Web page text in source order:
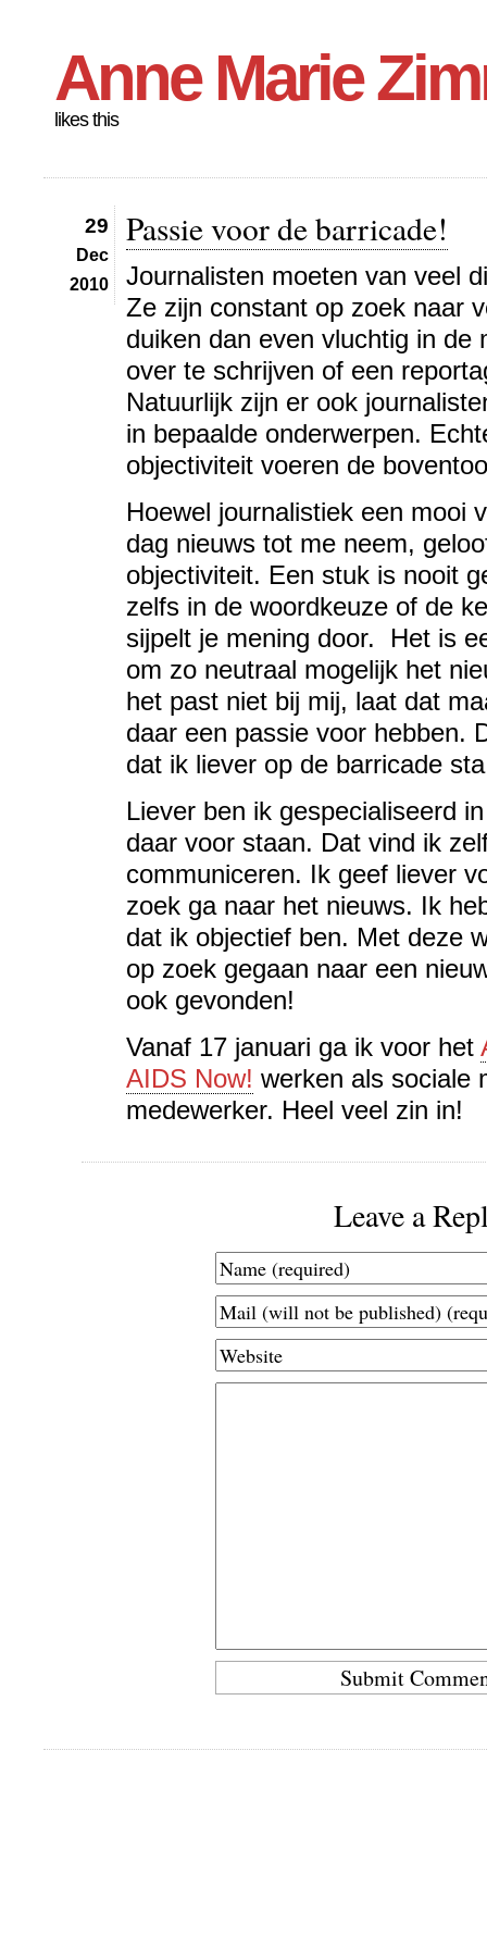
Anne Marie
likes this
29
Dec
2010
Passie voor de barricade!
Journalisten moeten van veel
Ze zijn constant op zoek naar
duiken dan even vluchtig in de
over te schrijven of een
Natuurlijk zijn er ook
in bepaalde onderwerpen.
objectiviteit voeren de
Hoewel journalistiek een mooi
dag nieuws tot me neem,
objectiviteit. Een stuk is nooit
zelfs in de woordkeuze of de
sijpelt je mening door. Het is
om zo neutraal mogelijk het
het past niet bij mij, laat dat
daar een passie voor hebben.
dat ik liever op de barricade
Liever ben ik gespecialiseerd
daar voor staan. Dat vind ik
communiceren. Ik geef liever
zoek ga naar het nieuws. Ik
dat ik objectief ben. Met deze
op zoek gegaan naar een
ook gevonden!
Vanaf 17 januari ga ik voor het
AIDS Now! werken als sociale
medewerker. Heel veel zin in!
Leave a